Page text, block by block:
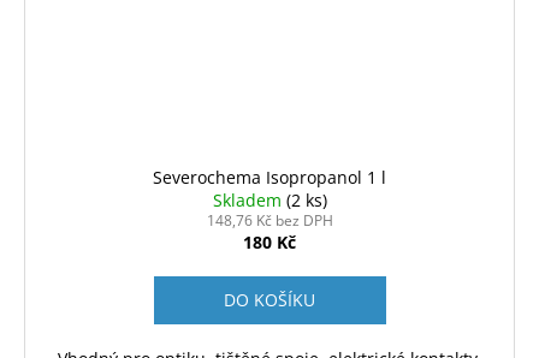
Severochema Isopropanol 1 l
Skladem (2 ks)
148,76 Kč bez DPH
180 Kč
DO KOŠÍKU